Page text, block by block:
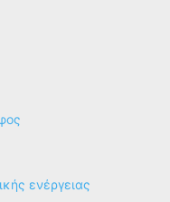
ενέργειας